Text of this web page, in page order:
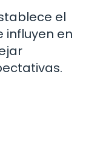
el
influyen en